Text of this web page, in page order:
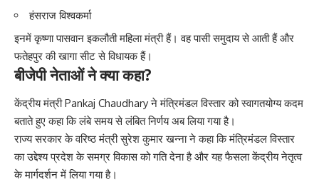
हंसराज विश्वकर्मा
इनमें कृष्णा पासवान इकलौती महिला मंत्री हैं। वह पासी समुदाय से आती हैं और
फतेहपुर की खागा सीट से विधायक हैं।
बीजेपी नेताओं ने क्या कहा?
केंद्रीय मंत्री Pankaj Chaudhary ने मंत्रिमंडल विस्तार को स्वागतयोग्य कदम
बताते हुए कहा कि लंबे समय से लंबित निर्णय अब लिया गया है।
राज्य सरकार के वरिष्ठ मंत्री सुरेश कुमार खन्ना ने कहा कि मंत्रिमंडल विस्तार
का उद्देश्य प्रदेश के समग्र विकास को गति देना है और यह फैसला केंद्रीय नेतृत्व
के मार्गदर्शन में लिया गया है।